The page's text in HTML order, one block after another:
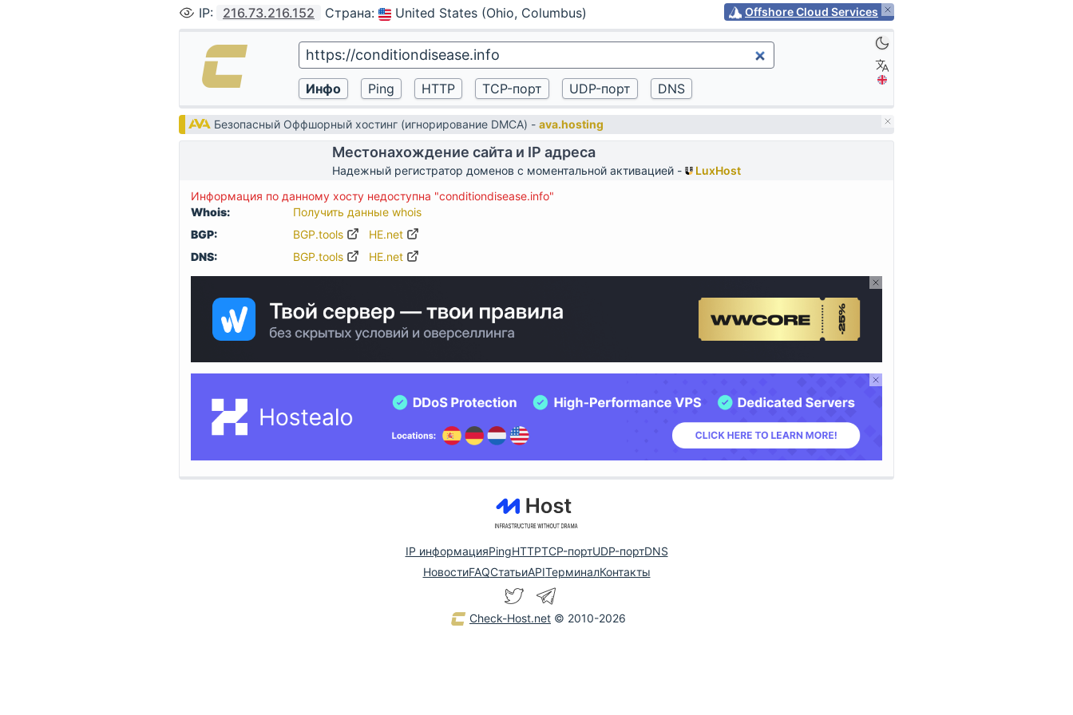
IP: 216.73.216.152 Страна: United States (Ohio, Columbus) Offshore Cloud Services
Безопасный Оффшорный хостинг (игнорирование DMCA) -ava.hosting
Местонахождение сайта и IP адреса
Надежный регистратор доменов с моментальной активацией -
LuxHost
Информация по данному хосту недоступна "conditiondisease.info"
Whois:
Получить данные whois
BGP:
BGP.tools
HE.net
DNS:
BGP.tools HE.net
IP информацияPingHTTPTCP-портUDP-портDNS
НовостиFAQСтатьиAPIТерминалКонтакты
Check-Host.net © 2010-2026